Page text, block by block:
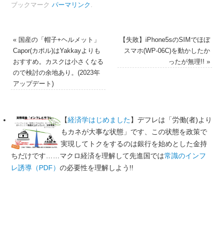
ブックマーク パーマリンク
«国産の「帽子+ヘルメット」
Capor(カポル)はYakkayよりも
おすすめ。カスクは小さくなる
ので検討の余地あり。(2023年
アップデート)
【失敗】iPhone5sのSIMでほぼ
スマホ(WP-06C)を動かしたか
ったが無理!!»
【経済学はじめました】デフレは「労働(者)より
もカネが大事な状態」です、この状態を政策で
実現してトクをするのは銀行を始めとした金持
ちだけです……マクロ経済を理解して先進国では常識のインフ
レ誘導（PDF） の必要性を理解しよう!!